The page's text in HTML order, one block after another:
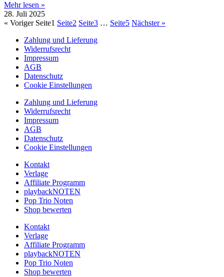
Mehr lesen »
28. Juli 2025
« Voriger Seite1 Seite2 Seite3 … Seite5 Nächster »
Zahlung und Lieferung
Widerrufsrecht
Impressum
AGB
Datenschutz
Cookie Einstellungen
Zahlung und Lieferung
Widerrufsrecht
Impressum
AGB
Datenschutz
Cookie Einstellungen
Kontakt
Verlage
Affiliate Programm
playbackNOTEN
Pop Trio Noten
Shop bewerten
Kontakt
Verlage
Affiliate Programm
playbackNOTEN
Pop Trio Noten
Shop bewerten